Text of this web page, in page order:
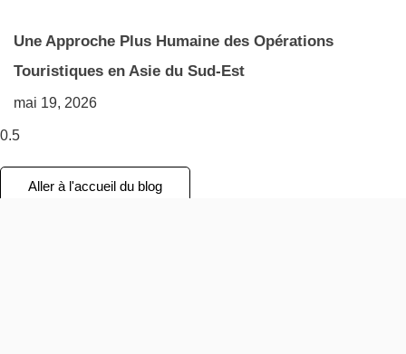
Une Approche Plus Humaine des Opérations
Touristiques en Asie du Sud-Est
mai 19, 2026
Aller à l'accueil du blog